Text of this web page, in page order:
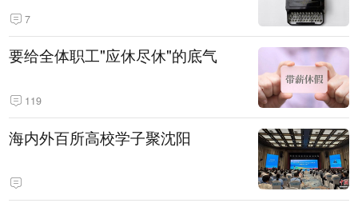
7
要给全体职工"应休尽休"的底气
119
海内外百所高校学子聚沈阳